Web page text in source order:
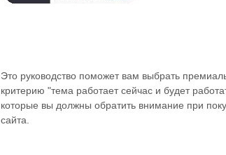
Это руководство поможет вам выбрать
критерию "тема работает сейчас и будет
которые вы должны обратить внимание при
сайта.